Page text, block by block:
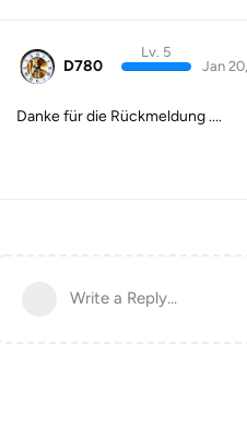
D780
Lv. 5
Jan
Danke für die Rückmeldung ....
Write a Reply...